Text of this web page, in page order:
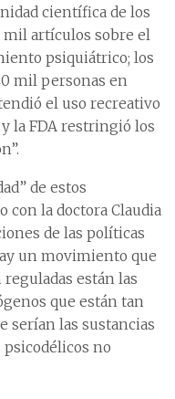
científica de los
mil artículos sobre el
psiquiátrico; los
mil personas en
el uso recreativo
la FDA restringió los
de estos
con la doctora Claudia
de las políticas
un movimiento que
reguladas están las
que están tan
serían las sustancias
no